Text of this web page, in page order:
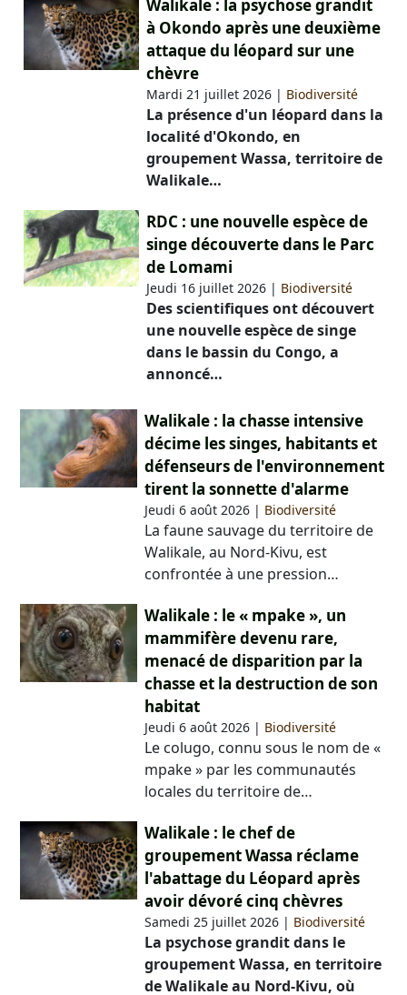
Walikale : la chasse intensive
décime les singes, habitants et
défenseurs de l'environnement
tirent la sonnette d'alarme
Jeudi 6 août 2026 | Biodiversité
La faune sauvage du territoire de
Walikale, au Nord-Kivu, est
confrontée à une pression…
Walikale : le « mpake », un
mammifère devenu rare,
menacé de disparition par la
chasse et la destruction de son
habitat
Jeudi 6 août 2026 | Biodiversité
Le colugo, connu sous le nom de «
mpake » par les communautés
locales du territoire de…
Walikale : le chef de
groupement Wassa réclame
l'abattage du Léopard après
avoir dévoré cinq chèvres
Samedi 25 juillet 2026 | Biodiversité
La psychose grandit dans le
groupement Wassa, en territoire
de Walikale au Nord-Kivu, où
Walikale : la psychose grandit
à Okondo après une deuxième
attaque du léopard sur une
chèvre
Mardi 21 juillet 2026| Biodiversité
La présence d'un léopard dans la
localité d'Okondo, en
groupement Wassa, territoire de
Walikale…
RDC : une nouvelle espèce de
singe découverte dans le Parc
de Lomami
Jeudi 16 juillet 2026| Biodiversité
Des scientifiques ont découvert
une nouvelle espèce de singe
dans le bassin du Congo, a
annoncé…